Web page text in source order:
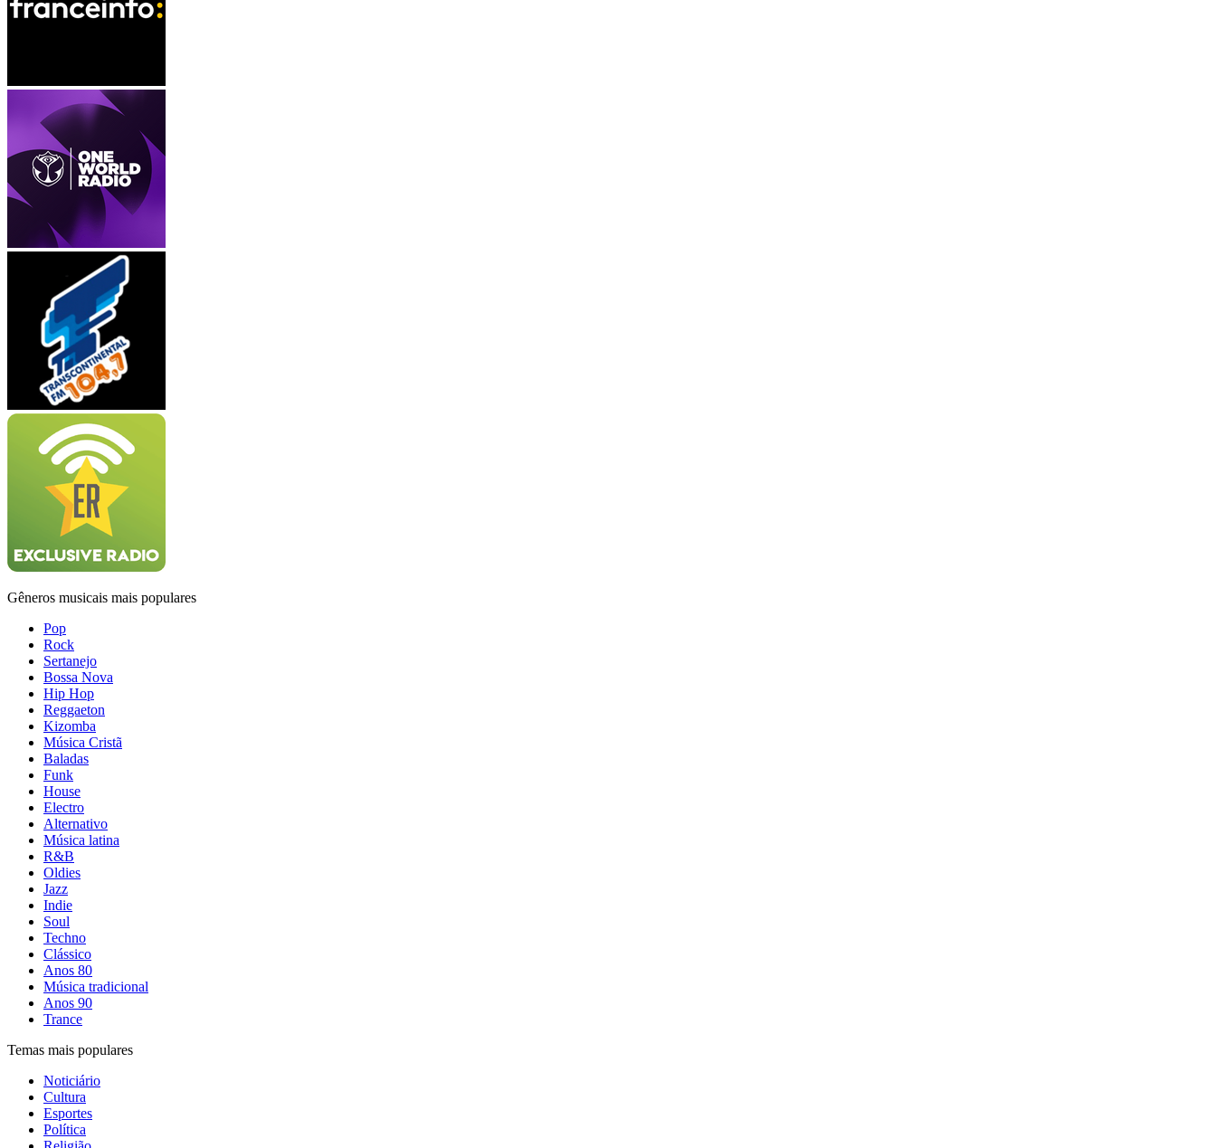
Gêneros musicais mais populares
Pop
Rock
Sertanejo
Bossa Nova
Hip Hop
Reggaeton
Kizomba
Música Cristã
Baladas
Funk
House
Electro
Alternativo
Música latina
R&B
Oldies
Jazz
Indie
Soul
Techno
Clássico
Anos 80
Música tradicional
Anos 90
Trance
Temas mais populares
Noticiário
Cultura
Esportes
Política